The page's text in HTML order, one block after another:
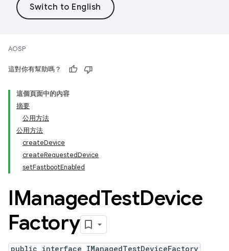
AOSP
這對你有幫助嗎？
這個頁面中的內容
摘要
公用方法
公用方法
createDevice
createRequestedDevice
setFastbootEnabled
IManagedTestDevice
Factory
public interface IManagedTestDeviceFactory